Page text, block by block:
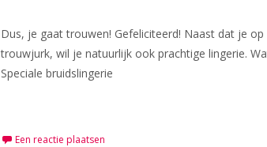
Dus, je gaat trouwen! Gefeliciteerd! Naast dat je
trouwjurk, wil je natuurlijk ook prachtige lingerie.
Speciale bruidslingerie
Een reactie plaatsen